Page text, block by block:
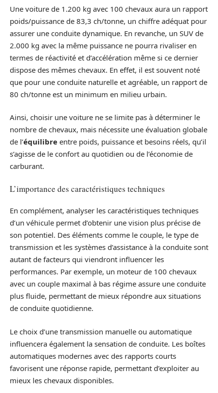
Une voiture de 1.200 kg avec 100 chevaux aura un rapport
poids/puissance de 83,3 ch/tonne, un chiffre adéquat pour
assurer une conduite dynamique. En revanche, un SUV de
2.000 kg avec la même puissance ne pourra rivaliser en
termes de réactivité et d’accélération même si ce dernier
dispose des mêmes chevaux. En effet, il est souvent noté
que pour une conduite naturelle et agréable, un rapport de
80 ch/tonne est un minimum en milieu urbain.
Ainsi, choisir une voiture ne se limite pas à déterminer le
nombre de chevaux, mais nécessite une évaluation globale
de l’équilibre entre poids, puissance et besoins réels, qu’il
s’agisse de le confort au quotidien ou de l’économie de
carburant.
L’importance des caractéristiques techniques
En complément, analyser les caractéristiques techniques
d’un véhicule permet d’obtenir une vision plus précise de
son potentiel. Des éléments comme le couple, le type de
transmission et les systèmes d’assistance à la conduite sont
autant de facteurs qui viendront influencer les
performances. Par exemple, un moteur de 100 chevaux
avec un couple maximal à bas régime assure une conduite
plus fluide, permettant de mieux répondre aux situations
de conduite quotidienne.
Le choix d’une transmission manuelle ou automatique
influencera également la sensation de conduite. Les boîtes
automatiques modernes avec des rapports courts
favorisent une réponse rapide, permettant d’exploiter au
mieux les chevaux disponibles.